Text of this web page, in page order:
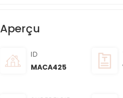
Aperçu
ID
MACA425